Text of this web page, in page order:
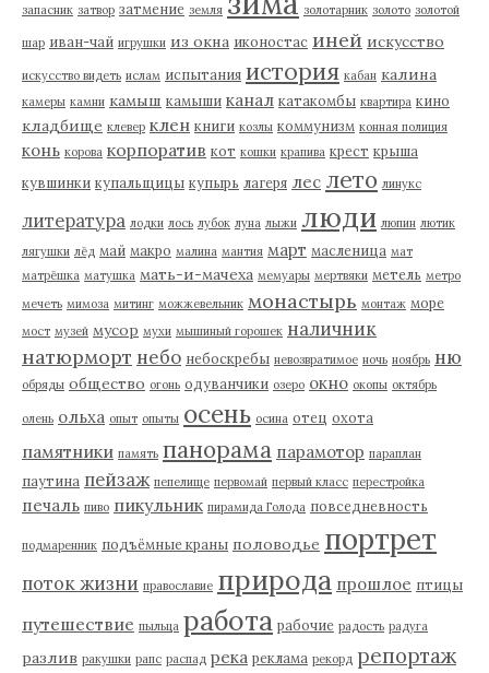
запасник затвор затмение земля золотарник золото золотой
шар иван-чай игрушки из окна иконостас иней искусство
искусство видеть ислам испытания история кабан калина
камеры камни камыш камыши канал катакомбы квартира кино
кладбище клевер клен книги козлы коммунизм конная полиция
конь корова корпоратив кот кошки крапива крест крыша
кувшинки купальщицы купырь лагеря лес лето линукс
литература лодки лось лубок луна лыжи люди люпин лютик
лягушки лёд май макро малина мантия март масленица мат
матрёшка матушка мать-и-мачеха мемуары мертвяки метель метро
мечеть мимоза митинг можжевельник монастырь монтаж море
мост музей мусор мухи мышиный горошек наличник
натюрморт небо небоскребы невозвратимое ночь ноябрь ню
обряды общество огонь одуванчики озеро окно окопы октябрь
олень ольха опыт опыты осень осина отец охота
памятники память панорама парамотор параплан
паутина пейзаж пепелище первомай первый класс перестройка
печаль пиво пикульник пирамида Голода повседневность
подмаренник подъёмные краны половодье портрет
поток жизни православие природа прошлое птицы
путешествие пыльца работа рабочие радость радуга
разлив ракушки рапс распад река реклама рекорд репортаж